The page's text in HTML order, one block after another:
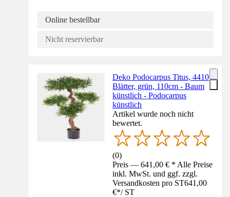
Online bestellbar
Nicht reservierbar
Deko Podocarpus Titus, 4410
Blätter, grün, 110cm - Baum
künstlich - Podocarpus
künstlich
Artikel wurde noch nicht
bewertet.
(0)
Preis — 641,00 € * Alle Preise
inkl. MwSt. und ggf. zzgl.
Versandkosten pro ST641,00
€*/ ST